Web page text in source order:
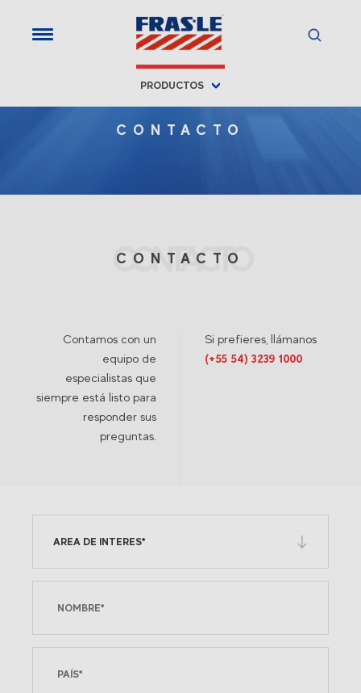
PRODUCTOS
CONTACTO
CONTACTO
CONTACTO
Contamos con un
equipo de
especialistas que
siempre está listo para
responder sus
preguntas.
Si prefieres, llámanos
(+55 54) 3239 1000
AREA DE INTERES*